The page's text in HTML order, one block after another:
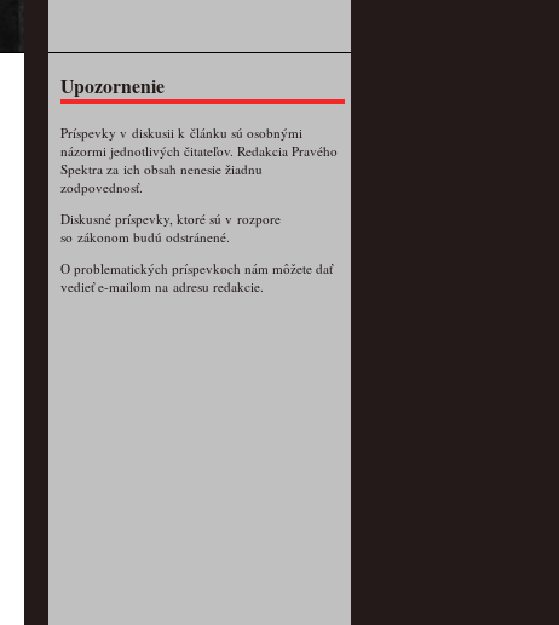
Upozornenie
Príspevky v diskusii k článku sú osobnými
názormi jednotlivých čitateľov. Redakcia Pravého
Spektra za ich obsah nenesie žiadnu
zodpovednosť.
Diskusné príspevky, ktoré sú v rozpore
so zákonom budú odstránené.
O problematických príspevkoch nám môžete dať
vedieť e-mailom na adresu redakcie.